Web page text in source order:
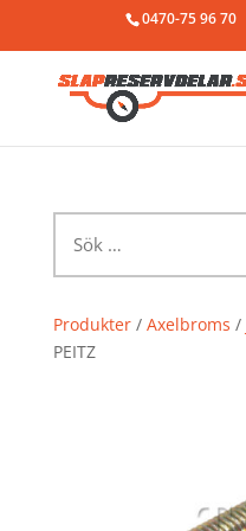
0470-75 96 70
efter:
Produkter/ Axelbroms /
PEITZ